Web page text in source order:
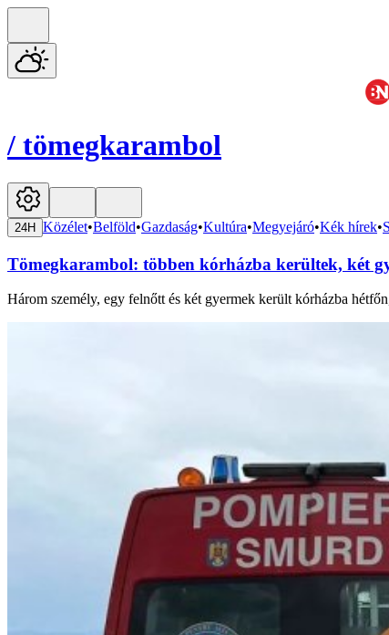
/ tömegkarambol
24H Közélet•Belföld•Gazdaság•Kultúra•Megyejáró•Kék hírek•
Tömegkarambol: többen kórházba kerültek, két
Három személy, egy felnőtt és két gyermek került kórházba